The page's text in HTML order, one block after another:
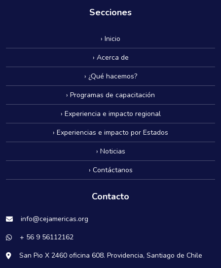
Secciones
› Inicio
› Acerca de
› ¿Qué hacemos?
› Programas de capacitación
› Experiencia e impacto regional
› Experiencias e impacto por Estados
› Noticias
› Contáctanos
Contacto
info@cejamericas.org
+ 56 9 56112162
San Pio X 2460 oficina 608. Providencia, Santiago de Chile